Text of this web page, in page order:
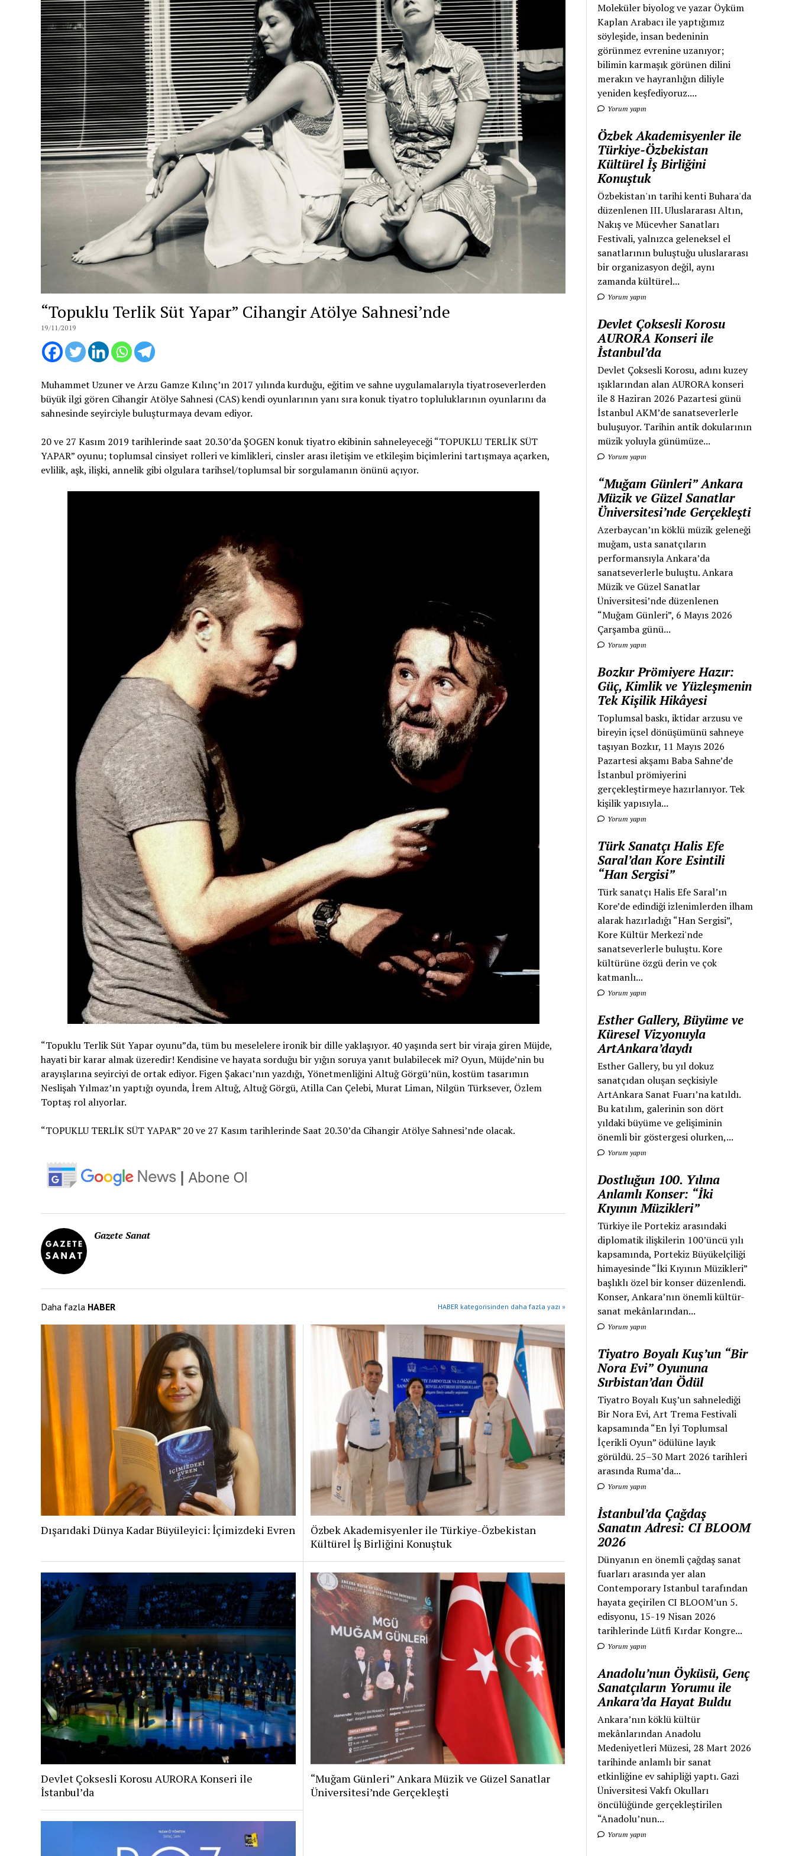
“Topuklu Terlik Süt Yapar” Cihangir Atölye Sahnesi’nde
19/11/2019
Muhammet Uzuner ve Arzu Gamze Kılınç’ın 2017 yılında kurduğu, eğitim ve sahne uygulamalarıyla tiyatroseverlerden
büyük ilgi gören Cihangir Atölye Sahnesi (CAS) kendi oyunlarının yanı sıra konuk tiyatro topluluklarının oyunlarını da
sahnesinde seyirciyle buluşturmaya devam ediyor.
20 ve 27 Kasım 2019 tarihlerinde saat 20.30’da ŞOGEN konuk tiyatro ekibinin sahneleyeceği “TOPUKLU TERLİK SÜT
YAPAR” oyunu; toplumsal cinsiyet rolleri ve kimlikleri, cinsler arası iletişim ve etkileşim biçimlerini tartışmaya açarken,
evlilik, aşk, ilişki, annelik gibi olgulara tarihsel/toplumsal bir sorgulamanın önünü açıyor.
“Topuklu Terlik Süt Yapar oyunu”da, tüm bu meselelere ironik bir dille yaklaşıyor. 40 yaşında sert bir viraja giren Müjde,
hayati bir karar almak üzeredir! Kendisine ve hayata sorduğu bir yığın soruya yanıt bulabilecek mi? Oyun, Müjde’nin bu
arayışlarına seyirciyi de ortak ediyor. Figen Şakacı’nın yazdığı, Yönetmenliğini Altuğ Görgü’nün, kostüm tasarımın
Neslişah Yılmaz’ın yaptığı oyunda, İrem Altuğ, Altuğ Görgü, Atilla Can Çelebi, Murat Liman, Nilgün Türksever, Özlem
Toptaş rol alıyorlar.
“TOPUKLU TERLİK SÜT YAPAR” 20 ve 27 Kasım tarihlerinde Saat 20.30’da Cihangir Atölye Sahnesi’nde olacak.
Gazete Sanat
Daha fazla HABER HABER kategorisinden daha fazla yazı »
Dışarıdaki Dünya Kadar Büyüleyici: İçimizdeki Evren
Özbek Akademisyenler ile Türkiye-Özbekistan
Kültürel İş Birliğini Konuştuk
Devlet Çoksesli Korosu AURORA Konseri ile
İstanbul’da
“Muğam Günleri” Ankara Müzik ve Güzel Sanatlar
Üniversitesi’nde Gerçekleşti
Moleküler biyolog ve yazar Öyküm
Kaplan Arabacı ile yaptığımız
söyleşide, insan bedeninin
görünmez evrenine uzanıyor;
bilimin karmaşık görünen dilini
merakın ve hayranlığın diliyle
yeniden keşfediyoruz....
Yorum yapın
Özbek Akademisyenler ile
Türkiye-Özbekistan
Kültürel İş Birliğini
Konuştuk
Özbekistan'ın tarihi kenti Buhara'da
düzenlenen III. Uluslararası Altın,
Nakış ve Mücevher Sanatları
Festivali, yalnızca geleneksel el
sanatlarının buluştuğu uluslararası
bir organizasyon değil, aynı
zamanda kültürel...
Yorum yapın
Devlet Çoksesli Korosu
AURORA Konseri ile
İstanbul’da
Devlet Çoksesli Korosu, adını kuzey
ışıklarından alan AURORA konseri
ile 8 Haziran 2026 Pazartesi günü
İstanbul AKM’de sanatseverlerle
buluşuyor. Tarihin antik dokularının
müzik yoluyla günümüze...
Yorum yapın
“Muğam Günleri” Ankara
Müzik ve Güzel Sanatlar
Üniversitesi’nde Gerçekleşti
Azerbaycan’ın köklü müzik geleneği
muğam, usta sanatçıların
performansıyla Ankara’da
sanatseverlerle buluştu. Ankara
Müzik ve Güzel Sanatlar
Üniversitesi’nde düzenlenen
“Muğam Günleri”, 6 Mayıs 2026
Çarşamba günü...
Yorum yapın
Bozkır Prömiyere Hazır:
Güç, Kimlik ve Yüzleşmenin
Tek Kişilik Hikâyesi
Toplumsal baskı, iktidar arzusu ve
bireyin içsel dönüşümünü sahneye
taşıyan Bozkır, 11 Mayıs 2026
Pazartesi akşamı Baba Sahne’de
İstanbul prömiyerini
gerçekleştirmeye hazırlanıyor. Tek
kişilik yapısıyla...
Yorum yapın
Türk Sanatçı Halis Efe
Saral’dan Kore Esintili
“Han Sergisi”
Türk sanatçı Halis Efe Saral’ın
Kore’de edindiği izlenimlerden ilham
alarak hazırladığı “Han Sergisi”,
Kore Kültür Merkezi'nde
sanatseverlerle buluştu. Kore
kültürüne özgü derin ve çok
katmanlı...
Yorum yapın
Esther Gallery, Büyüme ve
Küresel Vizyonuyla
ArtAnkara’daydı
Esther Gallery, bu yıl dokuz
sanatçıdan oluşan seçkisiyle
ArtAnkara Sanat Fuarı’na katıldı.
Bu katılım, galerinin son dört
yıldaki büyüme ve gelişiminin
önemli bir göstergesi olurken,...
Yorum yapın
Dostluğun 100. Yılına
Anlamlı Konser: “İki
Kıyının Müzikleri”
Türkiye ile Portekiz arasındaki
diplomatik ilişkilerin 100’üncü yılı
kapsamında, Portekiz Büyükelçiliği
himayesinde “İki Kıyının Müzikleri”
başlıklı özel bir konser düzenlendi.
Konser, Ankara’nın önemli kültür-
sanat mekânlarından...
Yorum yapın
Tiyatro Boyalı Kuş’un “Bir
Nora Evi” Oyununa
Sırbistan’dan Ödül
Tiyatro Boyalı Kuş’un sahnelediği
Bir Nora Evi, Art Trema Festivali
kapsamında “En İyi Toplumsal
İçerikli Oyun” ödülüne layık
görüldü. 25–30 Mart 2026 tarihleri
arasında Ruma’da...
Yorum yapın
İstanbul’da Çağdaş
Sanatın Adresi: CI BLOOM
2026
Dünyanın en önemli çağdaş sanat
fuarları arasında yer alan
Contemporary Istanbul tarafından
hayata geçirilen CI BLOOM’un 5.
edisyonu, 15-19 Nisan 2026
tarihlerinde Lütfi Kırdar Kongre...
Yorum yapın
Anadolu’nun Öyküsü, Genç
Sanatçıların Yorumu ile
Ankara’da Hayat Buldu
Ankara’nın köklü kültür
mekânlarından Anadolu
Medeniyetleri Müzesi, 28 Mart 2026
tarihinde anlamlı bir sanat
etkinliğine ev sahipliği yaptı. Gazi
Üniversitesi Vakfı Okulları
öncülüğünde gerçekleştirilen
“Anadolu’nun...
Yorum yapın